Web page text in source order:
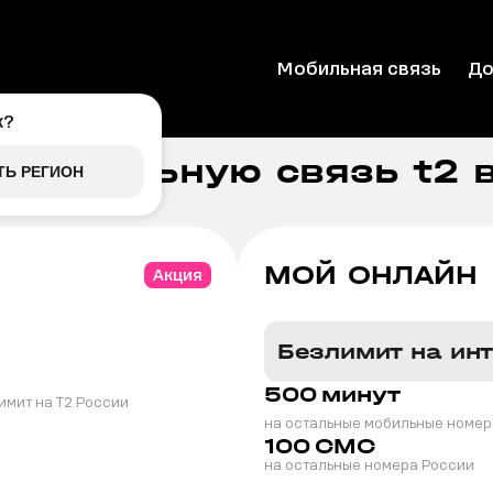
Мобильная связь
мобильную связь t2
Акция
на T2 России
МОЙ ОНЛАЙН
Безлимит на
500 минут
на остальные мобильные
100 СМС
на остальные номера России
?
РЕГИОН